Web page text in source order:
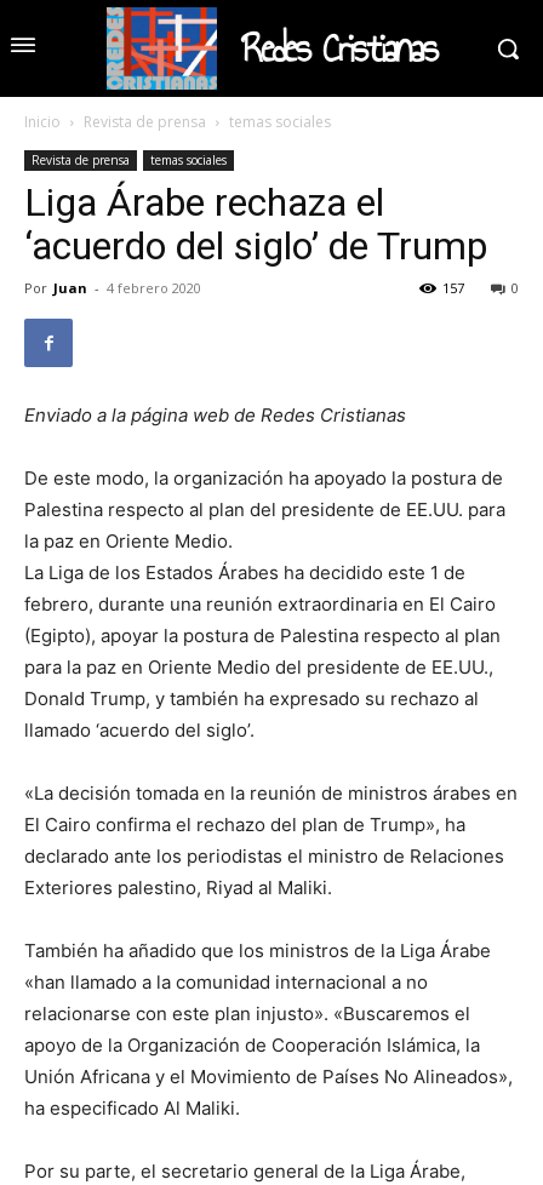
Redes Cristianas
Inicio Revista de prensa temas sociales
Revista de prensa temas sociales
Liga Árabe rechaza el
‘acuerdo del siglo’ de Trump
Por Juan - 4 febrero 2020 0
157
Enviado a la página web de Redes Cristianas
De este modo, la organización ha apoyado la postura de
Palestina respecto al plan del presidente de EE.UU. para
la paz en Oriente Medio.
La Liga de los Estados Árabes ha decidido este 1 de
febrero, durante una reunión extraordinaria en El Cairo
(Egipto), apoyar la postura de Palestina respecto al plan
para la paz en Oriente Medio del presidente de EE.UU.,
Donald Trump, y también ha expresado su rechazo al
llamado ‘acuerdo del siglo’.
«La decisión tomada en la reunión de ministros árabes en
El Cairo confirma el rechazo del plan de Trump», ha
declarado ante los periodistas el ministro de Relaciones
Exteriores palestino, Riyad al Maliki.
También ha añadido que los ministros de la Liga Árabe
«han llamado a la comunidad internacional a no
relacionarse con este plan injusto». «Buscaremos el
apoyo de la Organización de Cooperación Islámica, la
Unión Africana y el Movimiento de Países No Alineados»,
ha especificado Al Maliki.
Por su parte, el secretario general de la Liga Árabe,